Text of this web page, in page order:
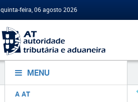
quinta-feira, 06 agosto 2026
MENU
A AT